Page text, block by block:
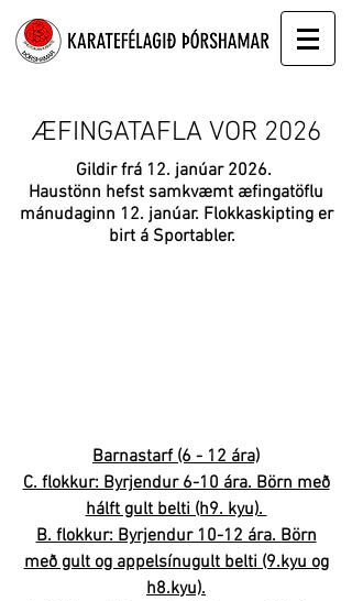
ÆFINGATAFLA VOR 2026
Gildir frá 12. janúar 2026.
Haustönn hefst samkvæmt æfingatöflu
mánudaginn 12. janúar. Flokkaskipting er
birt á Sportabler.
Barnastarf (6 - 12 ára)
C. flokkur: Byrjendur 6-10 ára. Börn með
hálft gult belti (h9. kyu).
B. flokkur: Byrjendur 10-12 ára. Börn
með gult og appelsínugult belti (9.kyu og
h8.kyu).